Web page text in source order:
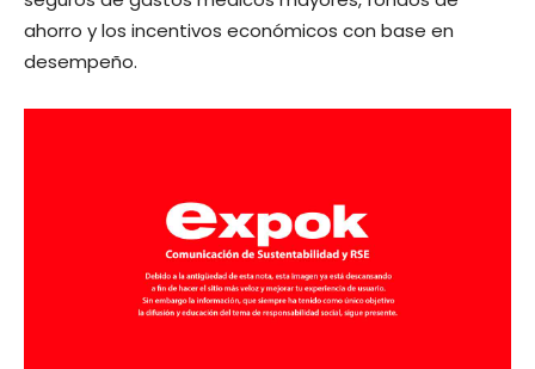
ahorro y los incentivos económicos con base en
desempeño.